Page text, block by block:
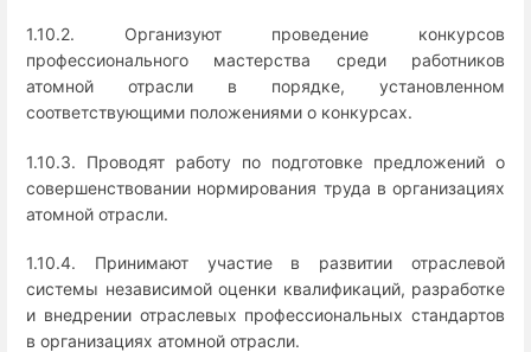
1.10.2. Организуют проведение конкурсов
профессионального мастерства среди работников
атомной отрасли в порядке, установленном
соответствующими положениями о конкурсах.
1.10.3. Проводят работу по подготовке предложений о
совершенствовании нормирования труда в организациях
атомной отрасли.
1.10.4. Принимают участие в развитии отраслевой
системы независимой оценки квалификаций, разработке
и внедрении отраслевых профессиональных стандартов
в организациях атомной отрасли.